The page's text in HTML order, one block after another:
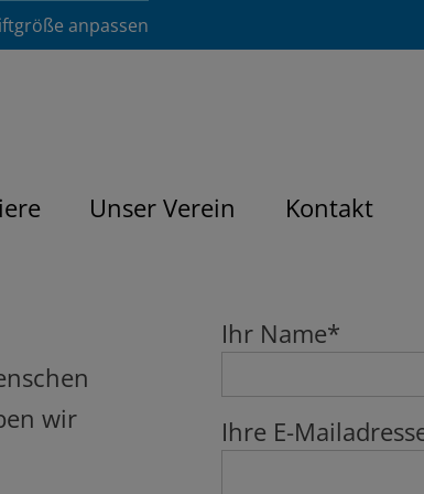
anpassen
Unser Verein Kontakt
wir
Ihr Name*
Ihre E-